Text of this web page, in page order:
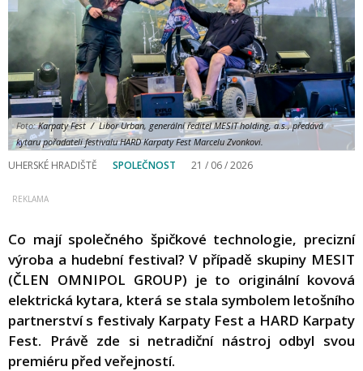
Foto:Karpaty Fest / Libor Urban, generální ředitel MESIT holding, a.s., předává
kytaru pořadateli festivalu HARD Karpaty Fest Marcelu Zvonkovi.
UHERSKÉ HRADIŠTĚ SPOLEČNOST 21 / 06 / 2026
Co mají společného špičkové technologie, precizní
výroba a hudební festival? V případě skupiny MESIT
(ČLEN OMNIPOL GROUP) je to originální kovová
elektrická kytara, která se stala symbolem letošního
partnerství s festivaly Karpaty Fest a HARD Karpaty
Fest. Právě zde si netradiční nástroj odbyl svou
premiéru před veřejností.